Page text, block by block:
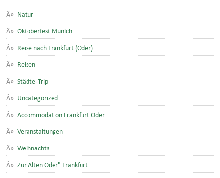
Natur
Oktoberfest Munich
Reise nach Frankfurt (Oder)
Reisen
Städte-Trip
Uncategorized
Accommodation Frankfurt Oder
Veranstaltungen
Weihnachts
Zur Alten Oder" Frankfurt